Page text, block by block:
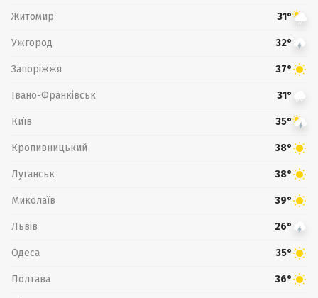
Житомир 31°
Ужгород 32°
Запоріжжя 37°
Івано-Франківськ 31°
Київ 35°
Кропивницький 38°
Луганськ 38°
Миколаїв 39°
Львів 26°
Одеса 35°
Полтава 36°